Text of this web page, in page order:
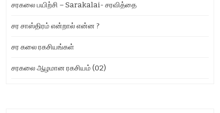
சரகலை பயிற்சி – Sarakalai- சரவித்தை
சர சாஸ்திரம் என்றால் என்ன ?
சர கலை ரகசியங்கள்
சரகலை ஆழமான ரகசியம் (02)